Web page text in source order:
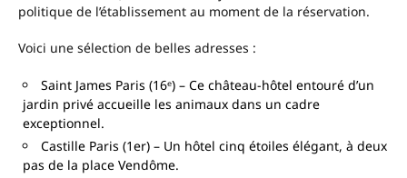
politique de l’établissement au moment de la réservation.
Voici une sélection de belles adresses :
Saint James Paris (16ᵉ) – Ce château-hôtel entouré d’un
jardin privé accueille les animaux dans un cadre
exceptionnel.
Castille Paris (1er) – Un hôtel cinq étoiles élégant, à deux
pas de la place Vendôme.